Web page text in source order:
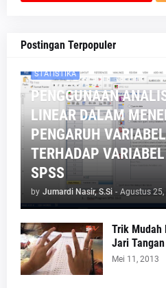
Postingan Terpopuler
STATISTIKA
PENGGUNAAN
LINEAR DALAM
PENGARUH
TERHADAP
SPSS
by Jumardi Nasir, S.Si - Agustus
Trik Mudah
Jari Tangan
Mei 11, 2013